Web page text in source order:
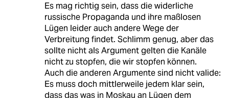
Es mag richtig sein, dass die widerliche
russische Propaganda und ihre maßlosen
Lügen leider auch andere Wege der
Verbreitung findet. Schlimm genug, aber das
sollte nicht als Argument gelten die Kanäle
nicht zu stopfen, die wir stopfen können.
Auch die anderen Argumente sind nicht valide:
Es muss doch mittlerweile jedem klar sein,
dass das was in Moskau an Lügen dem